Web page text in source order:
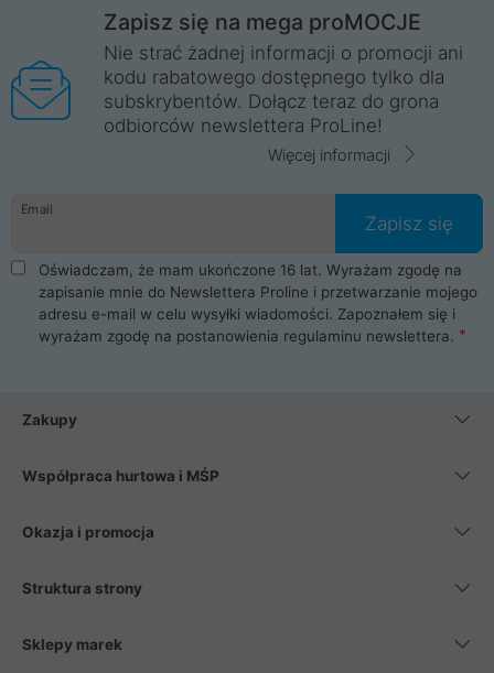
Zapisz się na mega proMOCJE
Nie strać żadnej informacji o promocji ani
kodu rabatowego dostępnego tylko dla
subskrybentów. Dołącz teraz do grona
odbiorców newslettera ProLine!
Więcej informacji
Email
Zapisz się
Oświadczam, że mam ukończone 16 lat. Wyrażam zgodę na
zapisanie mnie do Newslettera Proline i przetwarzanie mojego
adresu e-mail w celu wysyłki wiadomości. Zapoznałem się i
wyrażam zgodę na postanowienia regulaminu newslettera.
Zakupy
Współpraca hurtowa i MŚP
Okazja i promocja
Struktura strony
Sklepy marek